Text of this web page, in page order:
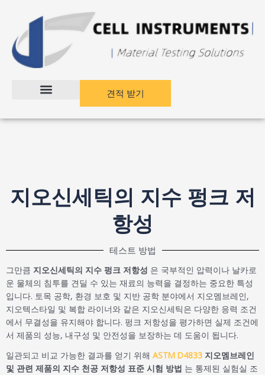
견적 받기
지오신세틱의 지수 펑크 저
항성
테스트 방법
그만큼 지오신세틱의 지수 펑크 저항성 은 국부적인 압력이나 날카로
운 물체의 침투를 견딜 수 있는 재료의 능력을 결정하는 중요한 특성
입니다. 토목 공학, 환경 보호 및 지반 공학 분야에서 지오멤브레인,
지오텍스타일 및 복합 라이너와 같은 지오신세틱은 다양한 응력 조건
에서 무결성을 유지해야 합니다. 펑크 저항성을 평가하면 실제 조건에
서 제품의 성능, 내구성 및 안전성을 보장하는 데 도움이 됩니다.
일관되고 비교 가능한 결과를 얻기 위해 ASTM D4833 지오멤브레인
및 관련 제품의 지수 천공 저항성 표준 시험 방법 는 통제된 실험실 조